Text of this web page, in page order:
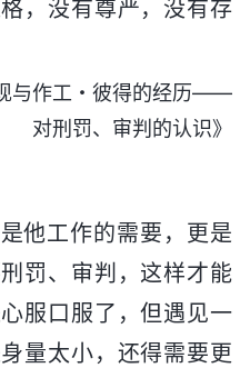
，没有尊严，没有存
作工・彼得的经历——
对刑罚、审判的认识》
他工作的需要，更是
罚、审判，这样才能
服口服了，但遇见一
量太小，还得需要更